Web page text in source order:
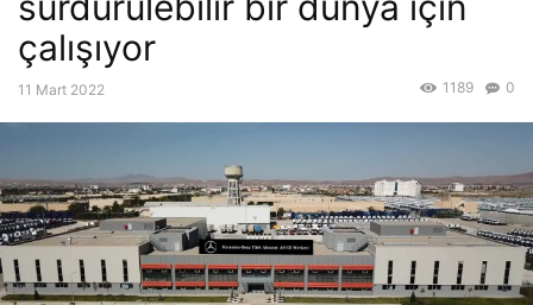
çalışıyor
11 Mart 2022 0
1189